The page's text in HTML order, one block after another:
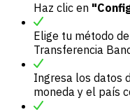
Haz clic en
Elige tu método
Transferencia
Ingresa los datos
moneda y el país